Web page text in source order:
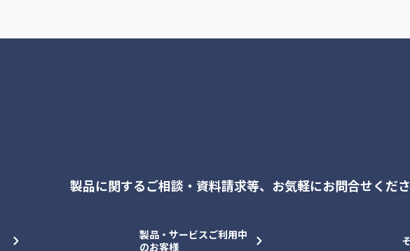
製品に関するご相談・資料請求等、 お気軽にお問合せくださ
製品・サービスご利用中
のお客様